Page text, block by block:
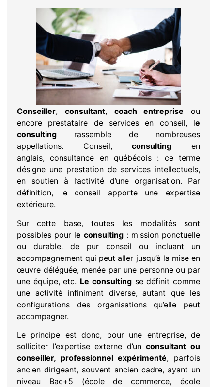
Conseiller, consultant, coach entreprise ou
encore prestataire de services en conseil, le
consulting rassemble de nombreuses
appellations. Conseil,consulting en
anglais, consultance en québécois : ce terme
désigne une prestation de services intellectuels,
en soutien à l’activité d’une organisation. Par
définition, le conseil apporte une expertise
extérieure.
Sur cette base, toutes les modalités sont
possibles pour le consulting: mission ponctuelle
ou durable, de pur conseil ou incluant un
accompagnement qui peut aller jusqu’à la mise en
œuvre déléguée, menée par une personne ou par
une équipe, etc. Le consultingse définit comme
une activité infiniment diverse, autant que les
configurations des organisations qu’elle peut
accompagner.
Le principe est donc, pour une entreprise, de
solliciter l’expertise externe d’unconsultant ou
conseiller, professionnel expérimenté, parfois
ancien dirigeant, souvent ancien cadre, ayant un
niveau Bac+5 (école de commerce, école